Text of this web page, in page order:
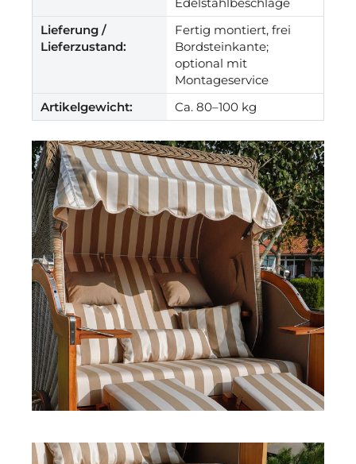
Lieferung /
Lieferzustand:
Fertig montiert, frei
Bordsteinkante;
optional mit
Montageservice
Artikelgewicht:
Ca. 80–100 kg